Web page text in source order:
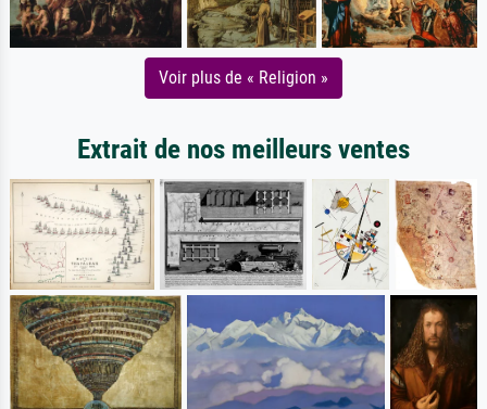
Voir plus de « Religion »
Extrait de nos meilleurs ventes